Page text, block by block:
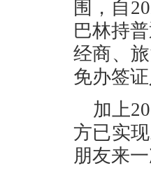
围，自
巴林持
经商、
免办签证
加上
方已实
朋友来